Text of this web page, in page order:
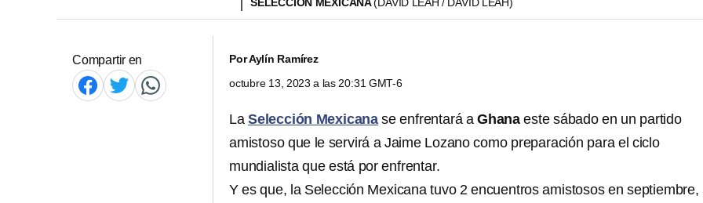
Compartir en PorAylín Ramírez
octubre 13, 2023 a las 20:31 GMT-6
La Selección Mexicana se enfrentará a Ghana este sábado en un partido
amistoso que le servirá a Jaime Lozano como preparación para el ciclo
mundialista que está por enfrentar.
Y es que, la Selección Mexicana tuvo 2 encuentros amistosos en septiembre,